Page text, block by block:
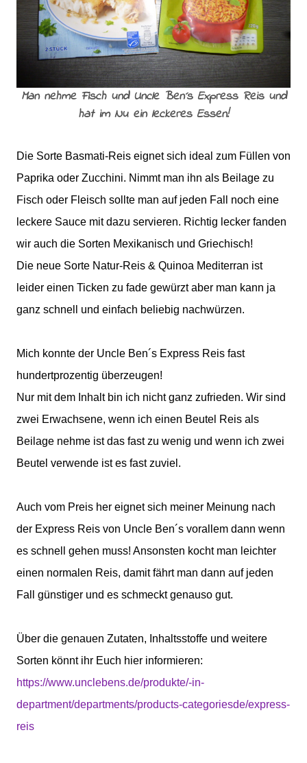
Man nehme Fisch und Uncle Ben´s Express Reis und
hat im Nu ein leckeres Essen!
Die Sorte Basmati-Reis eignet sich ideal zum Füllen von
Paprika oder Zucchini. Nimmt man ihn als Beilage zu
Fisch oder Fleisch sollte man auf jeden Fall noch eine
leckere Sauce mit dazu servieren. Richtig lecker fanden
wir auch die Sorten Mexikanisch und Griechisch!
Die neue Sorte Natur-Reis & Quinoa Mediterran ist
leider einen Ticken zu fade gewürzt aber man kann ja
ganz schnell und einfach beliebig nachwürzen.
Mich konnte der Uncle Ben´s Express Reis fast
hundertprozentig überzeugen!
Nur mit dem Inhalt bin ich nicht ganz zufrieden. Wir sind
zwei Erwachsene, wenn ich einen Beutel Reis als
Beilage nehme ist das fast zu wenig und wenn ich zwei
Beutel verwende ist es fast zuviel.
Auch vom Preis her eignet sich meiner Meinung nach
der Express Reis von Uncle Ben´s vorallem dann wenn
es schnell gehen muss! Ansonsten kocht man leichter
einen normalen Reis, damit fährt man dann auf jeden
Fall günstiger und es schmeckt genauso gut.
Über die genauen Zutaten, Inhaltsstoffe und weitere
Sorten könnt ihr Euch hier informieren:
https://www.unclebens.de/produkte/-in-
department/departments/products-categoriesde/express-
reis